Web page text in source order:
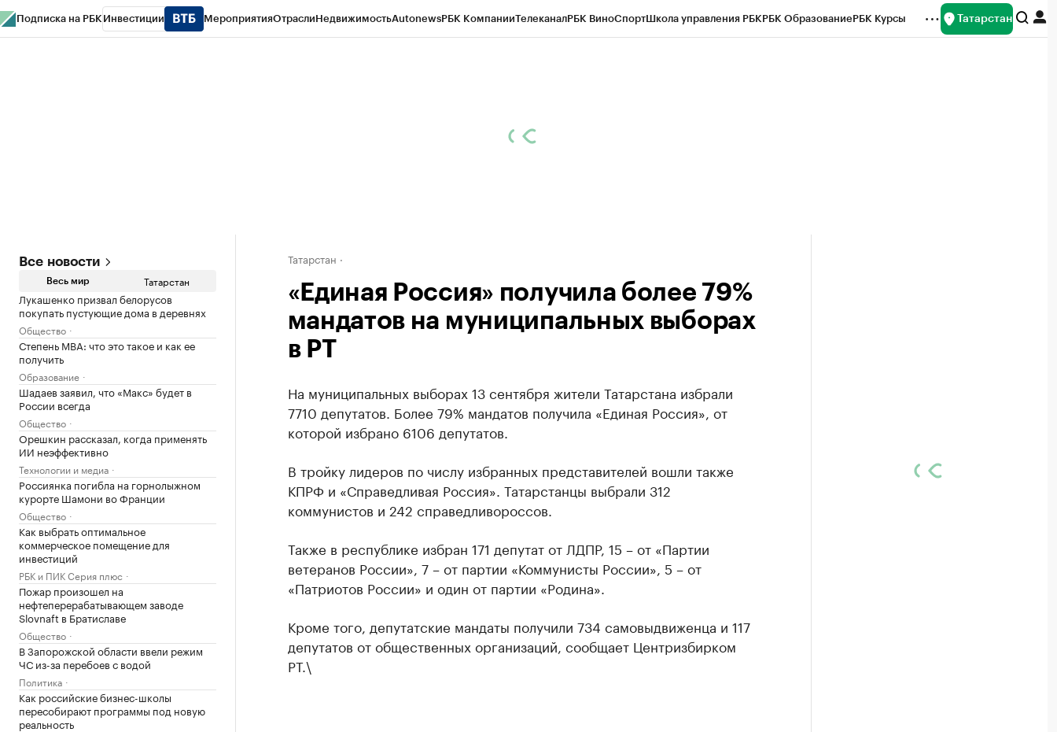
Подписка на РБК Инвестиции МероприятияОтраслиНедвижимостьAutonewsРБК КомпанииТелеканалРБК ВиноСпортШкола управления РБКРБК ОбразованиеРБК Курсы Татарстан
Все новости
Весь мир Татарстан
Лукашенко призвал белорусов
покупать пустующие дома в деревнях
Общество
Степень MBA: что это такое и как ее
получить
Образование
Шадаев заявил, что «Макс» будет в
России всегда
Общество
Орешкин рассказал, когда применять
ИИ неэффективно
Технологии и медиа
Россиянка погибла на горнолыжном
курорте Шамони во Франции
Общество
Как выбрать оптимальное
коммерческое помещение для
инвестиций
РБК и ПИК Серия плюс
Пожар произошел на
нефтеперерабатывающем заводе
Slovnaft в Братиславе
Общество
В Запорожской области ввели режим
ЧС из-за перебоев с водой
Политика
Как российские бизнес-школы
пересобирают программы под новую
реальность
Татарстан
«Единая Россия» получила более 79%
мандатов на муниципальных выборах
в РТ
На муниципальных выборах 13 сентября жители Татарстана избрали
7710 депутатов. Более 79% мандатов получила «Единая Россия», от
которой избрано 6106 депутатов.
В тройку лидеров по числу избранных представителей вошли также
КПРФ и «Справедливая Россия». Татарстанцы выбрали 312
коммунистов и 242 справедливороссов.
Также в республике избран 171 депутат от ЛДПР, 15 – от «Партии
ветеранов России», 7 – от партии «Коммунисты России», 5 – от
«Патриотов России» и один от партии «Родина».
Кроме того, депутатские мандаты получили 734 самовыдвиженца и 117
депутатов от общественных организаций, сообщает Центризбирком
РТ.\